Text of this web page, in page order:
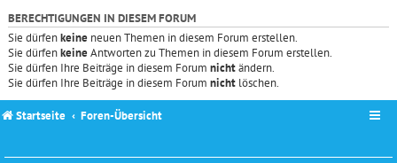
BERECHTIGUNGEN IN DIESEM FORUM
Sie dürfenkeine neuen Themen in diesem Forum erstellen.
Sie dürfenkeineAntworten zu Themen in diesem Forum erstellen.
Sie dürfen Ihre Beiträge in diesem Forum nichtändern.
Sie dürfen Ihre Beiträge in diesem Forum nicht löschen.
Startseite Foren-Übersicht